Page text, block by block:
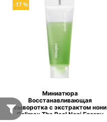
-17 %
Миниатюра
Восстанавливающая
сыворотка с экстрактом нони
Celimax The Real Noni Energy